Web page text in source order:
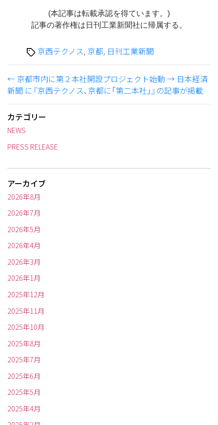
(本記事は転載承認を得ています。)
記事の著作権は日刊工業新聞社に帰属する。
タ
グ
京西テクノス, 京都, 日刊工業新聞
←京都市内に第２本社開設プロジェクト始動 → 日本経済
新聞 に『京西テクノス、京都に「第二本社」』の記事が掲載
カテゴリー
NEWS
PRESS RELEASE
アーカイブ
2026年8月
2026年7月
2026年5月
2026年4月
2026年3月
2026年1月
2025年12月
2025年11月
2025年10月
2025年8月
2025年7月
2025年6月
2025年5月
2025年4月